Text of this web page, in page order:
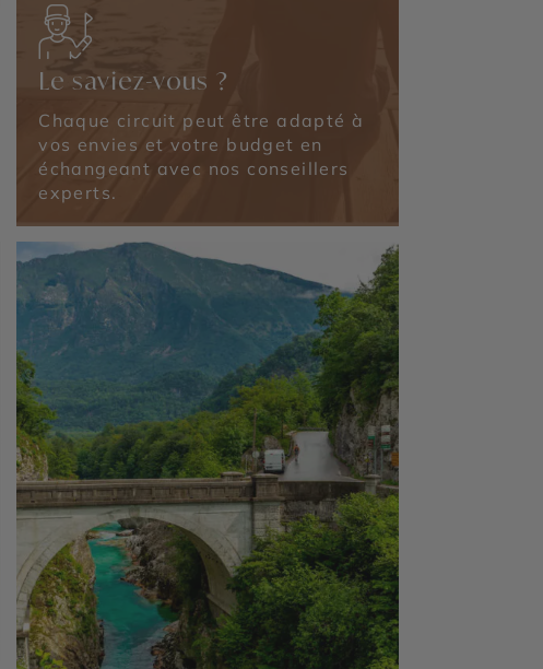
Le saviez-vous ?
Chaque circuit peut être adapté à
vos envies et votre budget en
échangeant avec nos conseillers
experts.